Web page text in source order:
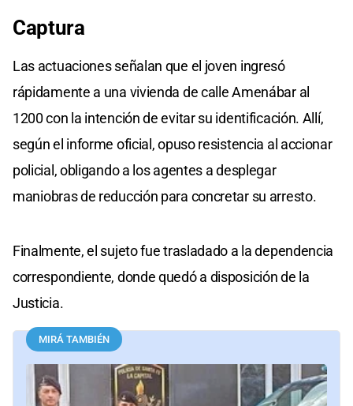
Captura
Las actuaciones señalan que el joven ingresó
rápidamente a una vivienda de calle Amenábar al
1200 con la intención de evitar su identificación. Allí,
según el informe oficial, opuso resistencia al accionar
policial, obligando a los agentes a desplegar
maniobras de reducción para concretar su arresto.
Finalmente, el sujeto fue trasladado a la dependencia
correspondiente, donde quedó a disposición de la
Justicia.
MIRÁ TAMBIÉN